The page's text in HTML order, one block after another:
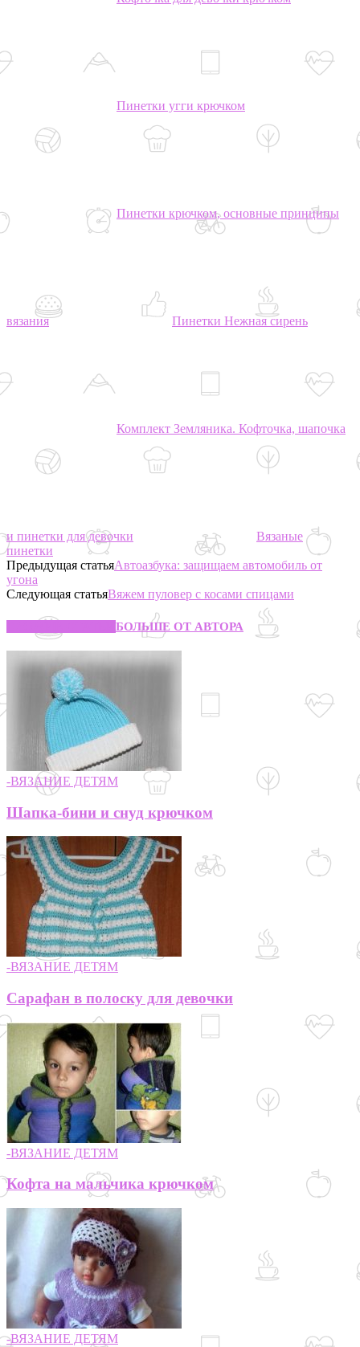
Пинетки угги крючком
Пинетки крючком, основные принципы
вязания Пинетки Нежная сирень
Комплект Земляника. Кофточка, шапочка
и пинетки для девочки
Вязаные
пинетки
Предыдущая статьяАвтоазбука: защищаем автомобиль от
угона
Следующая статьяВяжем пуловер с косами спицами
БОЛЬШЕ ОТ АВТОРА
-ВЯЗАНИЕ ДЕТЯМ
Шапка-бини и снуд крючком
-ВЯЗАНИЕ ДЕТЯМ
Сарафан в полоску для девочки
-ВЯЗАНИЕ ДЕТЯМ
Кофта на мальчика крючком
-ВЯЗАНИЕ ДЕТЯМ